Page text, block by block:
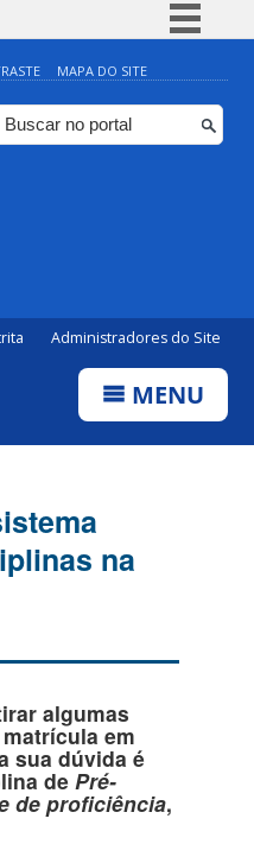
Simplifique!
Comunica BR
Participe
MAPA DO SITE
Administradores do Site
MENU
na
algumas
em
sua dúvida é
dePré-
de proficiência,